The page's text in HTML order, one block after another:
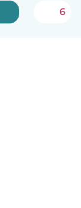
6